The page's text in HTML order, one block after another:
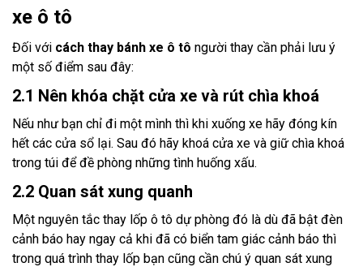
xe ô tô
Đối với cách thay bánh xe ô tô người thay cần phải lưu ý
một số điểm sau đây:
2.1 Nên khóa chặt cửa xe và rút chìa khoá
Nếu như bạn chỉ đi một mình thì khi xuống xe hãy đóng kín
hết các cửa sổ lại. Sau đó hãy khoá cửa xe và giữ chìa khoá
trong túi để đề phòng những tình huống xấu.
2.2 Quan sát xung quanh
Một nguyên tắc thay lốp ô tô dự phòng đó là dù đã bật đèn
cảnh báo hay ngay cả khi đã có biển tam giác cảnh báo thì
trong quá trình thay lốp bạn cũng cần chú ý quan sát xung